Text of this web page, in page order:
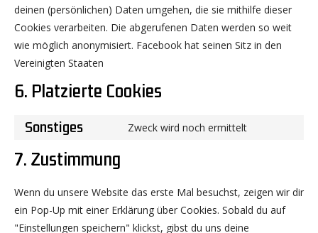
deinen (persönlichen) Daten umgehen, die sie mithilfe dieser
Cookies verarbeiten. Die abgerufenen Daten werden so weit
wie möglich anonymisiert. Facebook hat seinen Sitz in den
Vereinigten Staaten
6. Platzierte Cookies
Sonstiges Zweck wird noch ermittelt
sonstiges
7. Zustimmung
Wenn du unsere Website das erste Mal besuchst, zeigen wir dir
ein Pop-Up mit einer Erklärung über Cookies. Sobald du auf
"Einstellungen speichern" klickst, gibst du uns deine